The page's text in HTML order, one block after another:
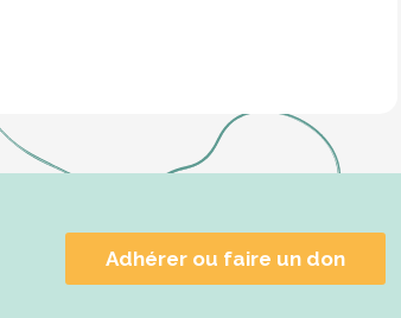
Adhérer ou faire un don